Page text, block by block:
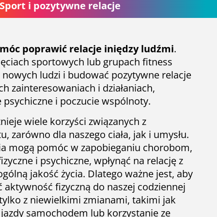
Sport i pozytywne relacje
poprawić relacje iniędzy ludźmi.
sportowych lub grupach fitness
ludzi i budować pozytywne relacje
zainteresowaniach i działaniach,
i poczucie wspólnoty.
wiele korzyści związanych z
zarówno dla naszego ciała, jak i umysłu.
mogą pomóc w zapobieganiu chorobom,
i psychiczne, wpłynąć na relację z
jakość życia. Dlatego ważne jest, aby
aktywność fizyczną do naszej codziennej
z niewielkimi zmianami, takimi jak
samochodem lub korzystanie ze